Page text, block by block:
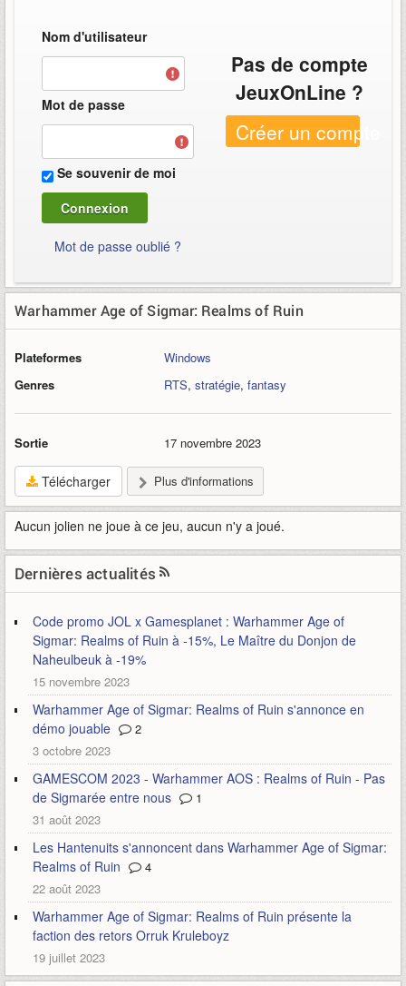
Nom d'utilisateur
Mot de passe
Se souvenir de moi
Mot de passe oublié ?
Pas de compte
JeuxOnLine ?
Créer un compte
Warhammer Age of Sigmar: Realms of Ruin
Plateformes
Windows
Genres
RTS, stratégie, fantasy
Sortie 17 novembre 2023
Télécharger Plus d'informations
Aucun jolien ne joue à ce jeu, aucun n'y a joué.
Dernières actualités
Code promo JOL x Gamesplanet : Warhammer Age of
Sigmar: Realms of Ruin à -15%, Le Maître du Donjon de
Naheulbeuk à -19%
15 novembre 2023
Warhammer Age of Sigmar: Realms of Ruin s'annonce en
démo jouable
2
3 octobre 2023
GAMESCOM 2023 - Warhammer AOS : Realms of Ruin - Pas
de Sigmarée entre nous
1
31 août 2023
Les Hantenuits s'annoncent dans Warhammer Age of Sigmar:
Realms of Ruin
4
22 août 2023
Warhammer Age of Sigmar: Realms of Ruin présente la
faction des retors Orruk Kruleboyz
19 juillet 2023